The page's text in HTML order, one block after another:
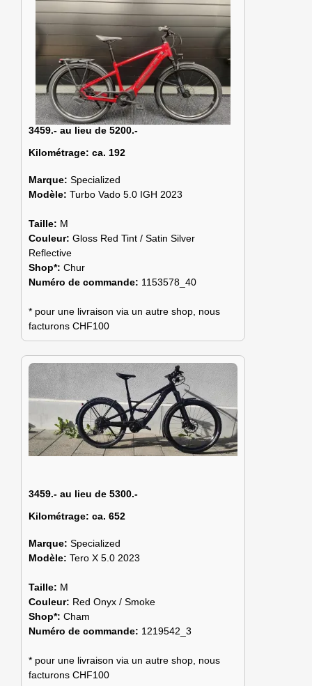
3459.- au lieu de 5200.-
Kilométrage: ca. 192
Marque: Specialized
Modèle: Turbo Vado 5.0 IGH 2023
Taille: M
Couleur: Gloss Red Tint / Satin Silver
Reflective
Shop*: Chur
Numéro de commande: 1153578_40
* pour une livraison via un autre shop, nous
facturons CHF100
3459.- au lieu de 5300.-
Kilométrage: ca. 652
Marque: Specialized
Modèle: Tero X 5.0 2023
Taille: M
Couleur: Red Onyx / Smoke
Shop*: Cham
Numéro de commande: 1219542_3
* pour une livraison via un autre shop, nous
facturons CHF100